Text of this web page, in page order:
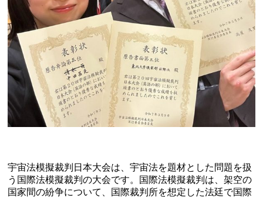
宇宙法模擬裁判日本大会は、宇宙法を題材とした問題を扱
う国際法模擬裁判の大会です。国際法模擬裁判は、架空の
国家間の紛争について、国際裁判所を想定した法廷で国際